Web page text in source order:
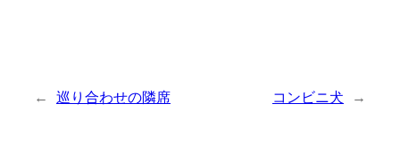
← 巡り合わせの隣席 コンビニ犬 →